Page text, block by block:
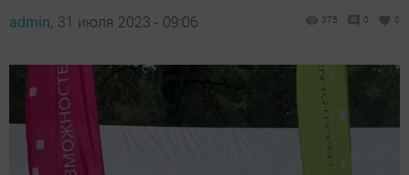
admin, 31 июля 2023 - 09:06 375 0 0